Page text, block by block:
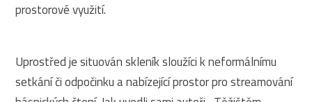
prostorové využití.
Uprostřed je situován skleník sloužíci k neformálnímu
setkání či odpočinku a nabízející prostor pro streamování